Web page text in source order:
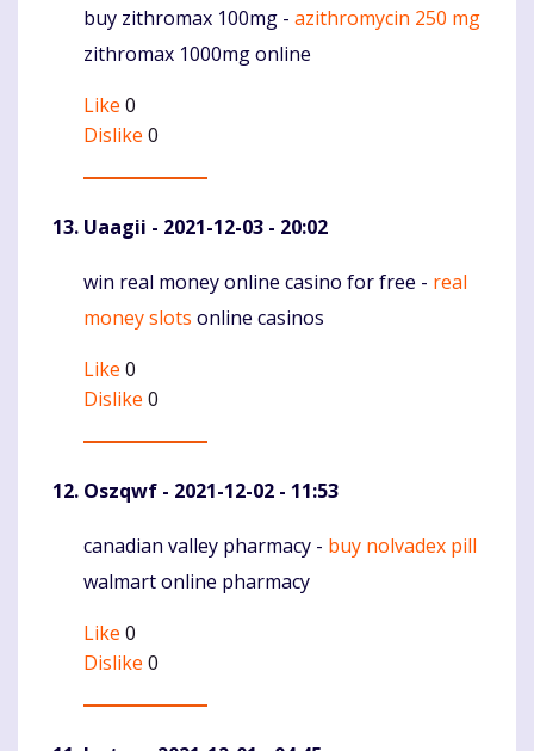
Komentaras
buy zithromax 100mg - azithromycin 250 mg
zithromax 1000mg online
Like 0
Dislike 0
Uaagii - 2021-12-03 - 20:02
Komentaras
win real money online casino for free - real
money slots online casinos
Like 0
Dislike 0
Oszqwf - 2021-12-02 - 11:53
Komentaras
canadian valley pharmacy - buy nolvadex pill
walmart online pharmacy
Like 0
Dislike 0